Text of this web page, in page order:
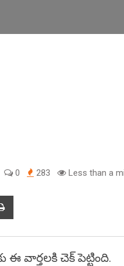
0 283 Less than a
వార్తలకి చెక్ పెట్టింది.